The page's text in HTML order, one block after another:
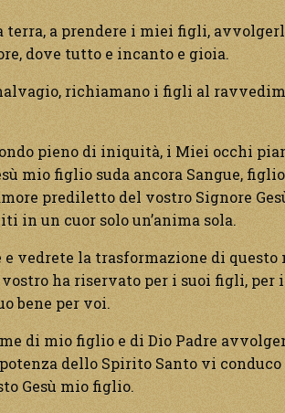
terra, a prendere i miei figli,
dove tutto e incanto e gioia.
richiamano i figli al
pieno di iniquità, i Miei occhi
mio figlio suda ancora Sangue,
prediletto del vostro Signore
in un cuor solo un’anima sola.
vedrete la trasformazione di questo
ha riservato per i suoi figli, per
bene per voi.
di mio figlio e di Dio Padre
dello Spirito Santo vi
Gesù mio figlio.